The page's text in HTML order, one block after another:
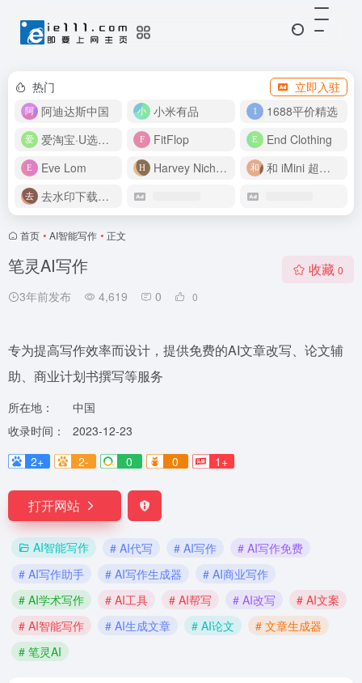
热门
立即入驻
阿迪达斯中国
小米有品
1688平价精选
爱淘宝·U选好价
FitFlop
End Clothing
Eve Lom
Harvey Nichols
和 iMini 超级智能体一起构建伟大作品
去水印下载视频
首页 • AI智能写作 • 正文
笔灵AI写作
3年前发布 4,619 0 0
收藏 0
专为提高写作效率而设计，提供免费的AI文章改写、论文辅
助、商业计划书撰写等服务
所在地：
中国
收录时间：
2023-12-23
2+
2- 0 0 1+
打开网站
AI智能写作 # AI代写 # AI写作
# AI写作免费
# AI写作助手
# AI写作生成器
# AI商业写作
# AI学术写作
# AI工具 # AI帮写 # AI改写
# AI文案
# AI智能写作
# AI生成文章 # AI论文
# 文章生成器
# 笔灵AI